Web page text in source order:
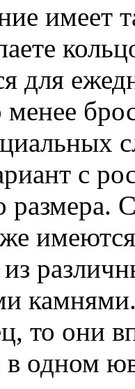
имеет
для
менее
с
размера.
из
то они
одном